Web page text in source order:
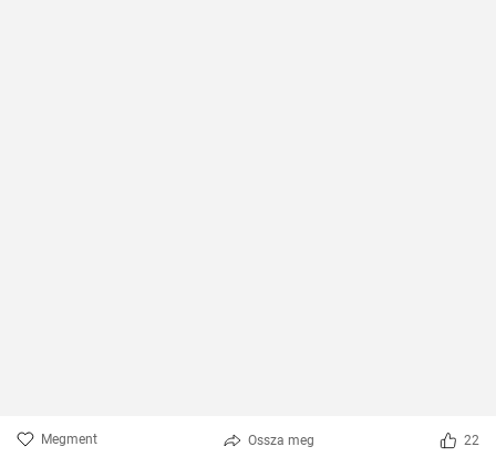
Megment Ossza meg 22